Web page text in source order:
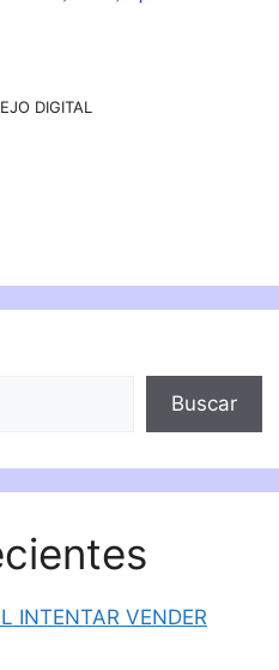
DIGITAL
Buscar
INTENTAR VENDER